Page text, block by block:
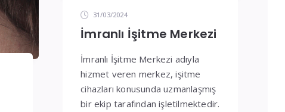
31/03/2024
İmranlı İşitme Merkezi
İmranlı İşitme Merkezi adıyla
hizmet veren merkez, işitme
cihazları konusunda uzmanlaşmış
bir ekip tarafından işletilmektedir.